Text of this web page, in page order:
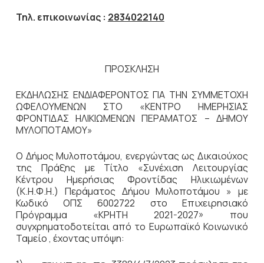
Τηλ. επικοινωνίας : 2834022140
ΠΡΟΣΚΛΗΣΗ
ΕΚΔΗΛΩΣΗΣ ΕΝΔΙΑΦΕΡΟΝΤΟΣ ΓΙΑ ΤΗΝ ΣΥΜΜΕΤΟΧΗ
ΩΦΕΛΟΥΜΕΝΩΝ ΣΤΟ «ΚΕΝΤΡO ΗΜΕΡΗΣΙΑΣ
ΦΡΟΝΤΙΔΑΣ ΗΛΙΚΙΩΜΕΝΩΝ ΠΕΡΑΜΑΤΟΣ – ΔΗΜΟΥ
ΜΥΛΟΠΟΤΑΜΟΥ»
Ο Δήμος Μυλοποτάμου, ενεργώντας ως Δικαιούχος
της Πράξης με Τίτλο «Συνέχιση Λειτουργίας
Κέντρου Ημερήσιας Φροντίδας Ηλικιωμένων
(Κ.Η.Φ.Η.) Περάματος Δήμου Μυλοποτάμου » με
Κωδικό ΟΠΣ 6002722 στο Επιχειρησιακό
Πρόγραμμα «ΚΡΗΤΗ 2021-2027» που
συγχρηματοδοτείται από το Ευρωπαϊκό Κοινωνικό
Ταμείο , έχοντας υπόψη: